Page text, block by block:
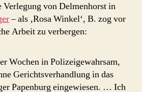
Verlegung von Delmenhorst in
– als ‚Rosa Winkel‘, B. zog vor
Arbeit zu verbergen:
Wochen in Polizeigewahrsam,
Gerichtsverhandlung in das
Papenburg eingewiesen. … Ich